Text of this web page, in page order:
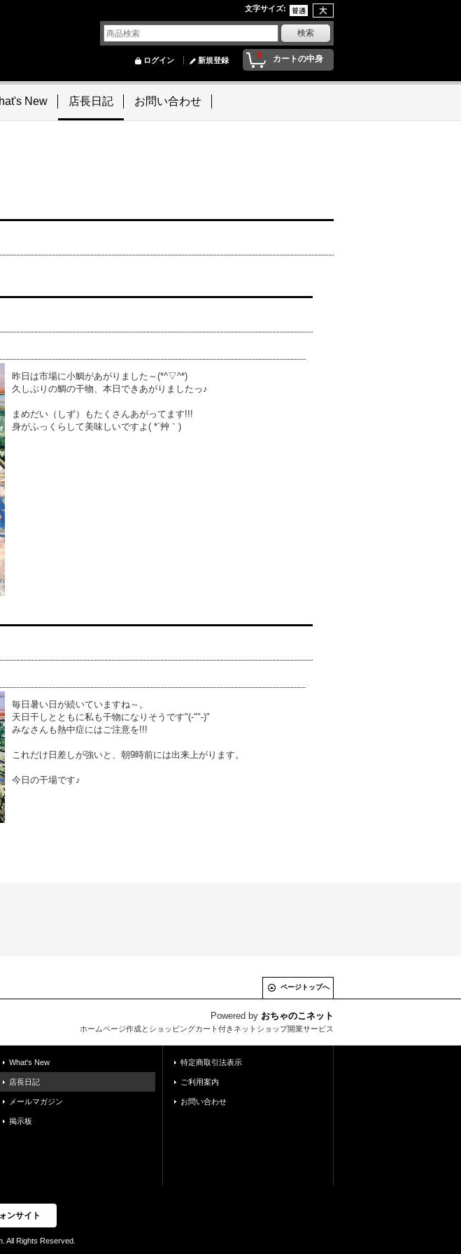
文字サイズ:
0 カートの中身
ログイン 新規登録
New 店長日記 お問い合わせ
昨日は市場に小鯛があがりました～(*^▽^*)
久しぶりの鯛の干物、本日できあがりましたっ♪
まめだい（しず）もたくさんあがってます!!!
身がふっくらして美味しいですよ( *´艸｀)
毎日暑い日が続いていますね～。
天日干しとともに私も干物になりそうです"(-""-)"
みなさんも熱中症にはご注意を!!!
これだけ日差しが強いと、朝9時前には出来上がります。
今日の干場です♪
ページトップへ
Powered by おちゃのこネット
ホームページ作成とショッピングカート付きネットショップ開業サービス
What's New
店長日記
メールマガジン
掲示板
特定商取引法表示
ご利用案内
お問い合わせ
ンサイト
All Rights Reserved.